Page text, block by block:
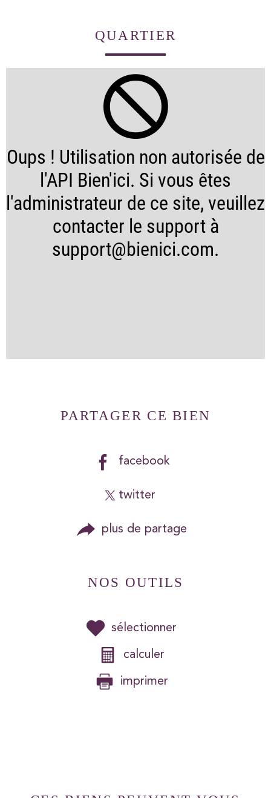
QUARTIER
Oups ! Utilisation non autorisée de
l'API Bien'ici. Si vous êtes
l'administrateur de ce site, veuillez
contacter le support à
support@bienici.com.
PARTAGER CE BIEN
facebook
twitter
plus de partage
NOS OUTILS
sélectionner
calculer
imprimer